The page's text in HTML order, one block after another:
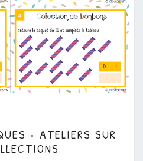
•
MATHÉMATIQUES
• ATELIERS SUR